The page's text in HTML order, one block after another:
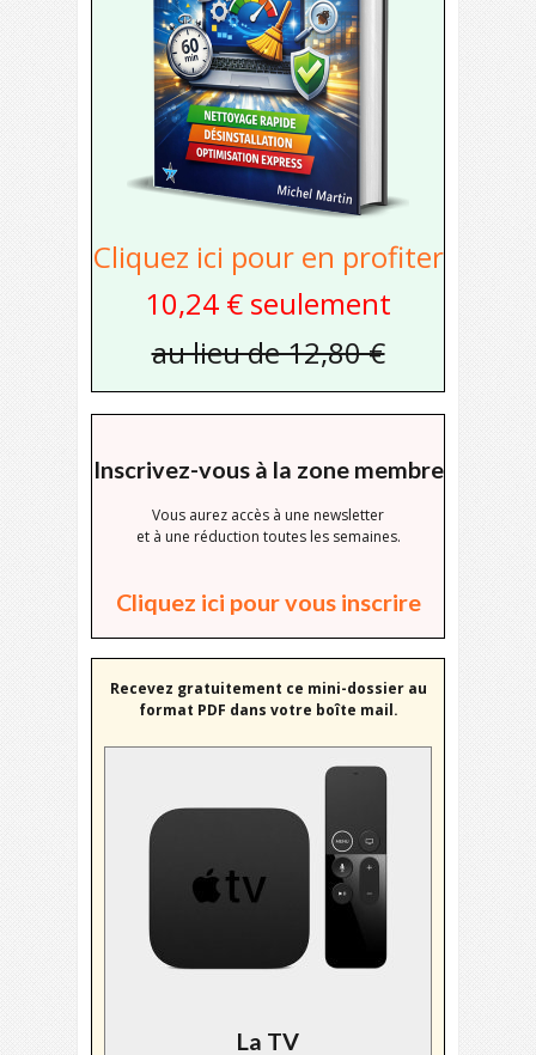
Cliquez ici pour en profiter
10,24 € seulement
au lieu de 12,80 €
Inscrivez-vous à la zone membre
Vous aurez accès à une newsletter
et à une réduction toutes les semaines.
Cliquez ici pour vous inscrire
Recevez gratuitement ce mini-dossier au
format PDF dans votre boîte mail.
La TV